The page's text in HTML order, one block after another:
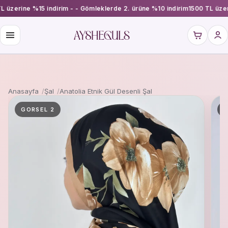
üzerine %15 indirim - - Gömleklerde 2. ürüne %10 indirim1500 TL
Anasayfa Şal Anatolia Etnik Gül Desenli Şal
GORSEL 2